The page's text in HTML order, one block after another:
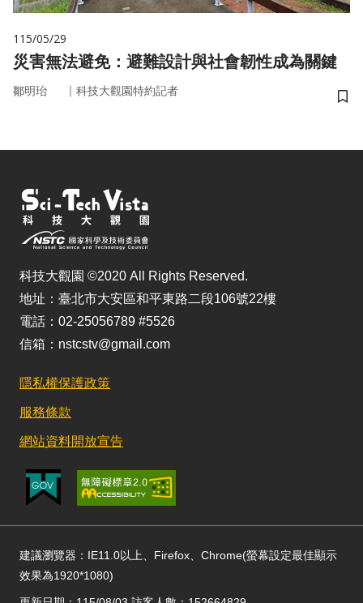
115/05/29
災害無法避免：避難設計與社會韌性成為關鍵
鄒明珆 ｜ 科技大觀園特約記者
儲
科技大觀園 ©2020 All Rights Reserved.
地址：臺北市大安區和平東路二段106號22樓
電話：02-25056789 #5526
信箱：nstcstv@gmail.com
隱私權保護政策
服務條款
網站資料開放宣告
建議瀏覽器：IE11.0以上、Firefox、Chrome(螢幕設定最佳顯示
效果為1920*1080)